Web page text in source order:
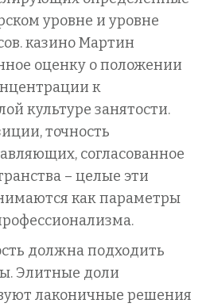
уровне и уровне
казино Мартин
оценку о положении
к
культуре занятости.
точность
согласованное
– целые эти
как параметры
должна подходить
Элитные доли
лаконичные решения